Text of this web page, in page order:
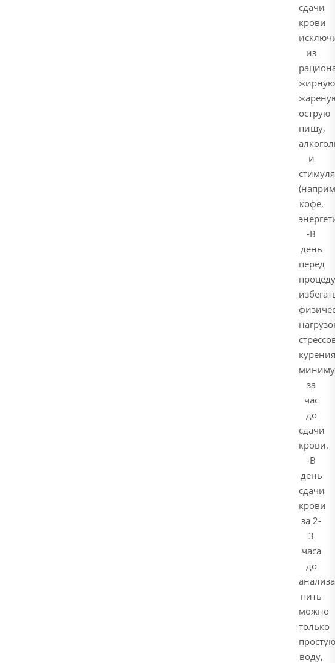
сдачи
крови
из
острую
пищу,
и
кофе,
-В
день
перед
курения
за
час
до
сдачи
крови.
-В
день
сдачи
крови
за 2-
3
часа
до
анализа
пить
можно
только
простую
воду,